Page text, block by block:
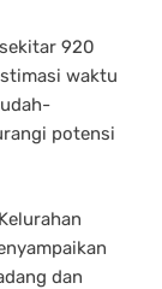
920
waktu
potensi
dan